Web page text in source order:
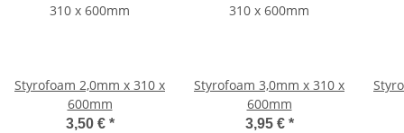
Styrofoam 2,0mm x 310 x
600mm
3,50 € *
Styrofoam 3,0mm x 310 x
600mm
3,95 € *